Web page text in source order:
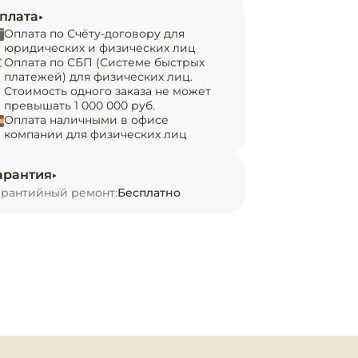
Оплата по Счёту-договору для
юридических и физических лиц
Оплата по СБП (Системе быстрых
платежей) для физических лиц.
Стоимость одного заказа не может
превышать 1 000 000 руб.
Оплата наличными в офисе
компании для физических лиц
ремонт:Бесплатно